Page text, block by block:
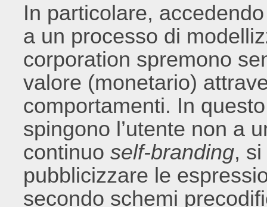
In particolare,
a un processo di
corporation spremono
valore (monetario)
comportamenti. In
spingono l’utente non a
continuoself-branding,
pubblicizzare le
secondo schemi